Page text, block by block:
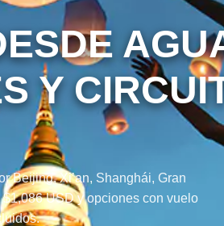
Y
Beijing, Xi’an, Shanghái, Gran
USD y opciones con vuelo